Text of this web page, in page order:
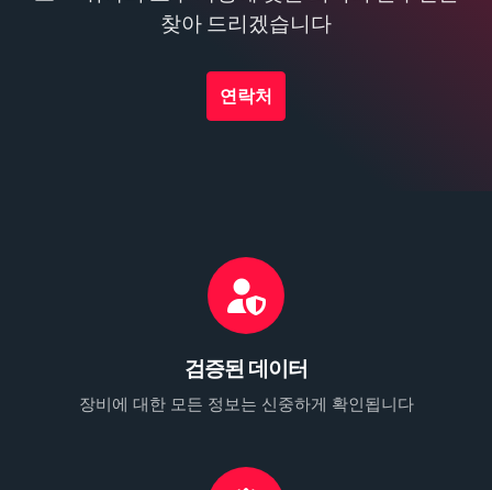
찾아 드리겠습니다
연락처
검증된 데이터
장비에 대한 모든 정보는 신중하게 확인됩니다